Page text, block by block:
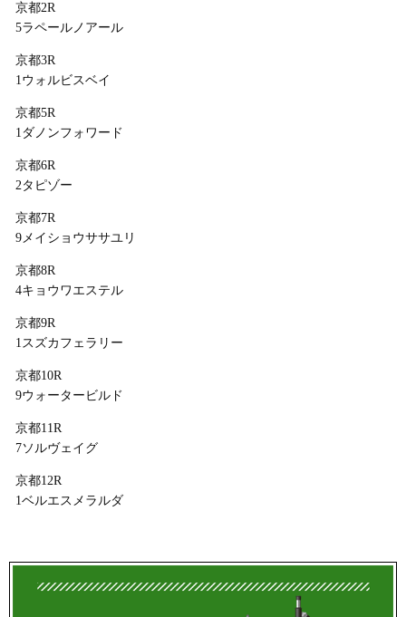
京都2R
5ラペールノアール
京都3R
1ウォルビスベイ
京都5R
1ダノンフォワード
京都6R
2タピゾー
京都7R
9メイショウササユリ
京都8R
4キョウワエステル
京都9R
1スズカフェラリー
京都10R
9ウォータービルド
京都11R
7ソルヴェイグ
京都12R
1ベルエスメラルダ